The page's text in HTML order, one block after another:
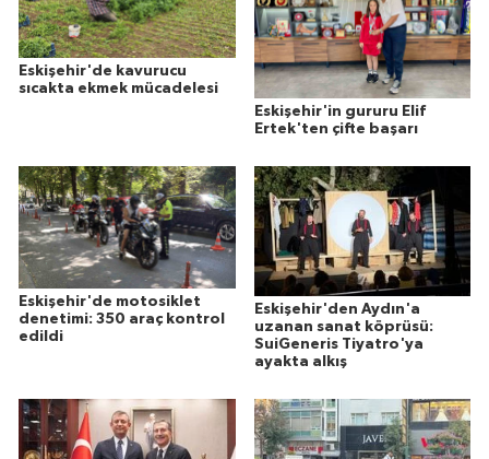
Eskişehir'de kavurucu
sıcakta ekmek mücadelesi
Eskişehir'in gururu Elif
Ertek'ten çifte başarı
Eskişehir'de motosiklet
denetimi: 350 araç kontrol
edildi
Eskişehir'den Aydın'a
uzanan sanat köprüsü:
SuiGeneris Tiyatro'ya
ayakta alkış